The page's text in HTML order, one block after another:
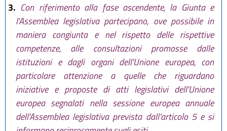
3. Con riferimento alla fase ascendente, la Giunta e
l'Assemblea legislativa partecipano, ove possibile in
maniera congiunta e nel rispetto delle rispettive
competenze, alle consultazioni promosse dalle
istituzioni e dagli organi dell'Unione europea, con
particolare attenzione a quelle che riguardano
iniziative e proposte di atti legislativi dell'Unione
europea segnalati nella sessione europea annuale
dell'Assemblea legislativa prevista dall'articolo 5 e si